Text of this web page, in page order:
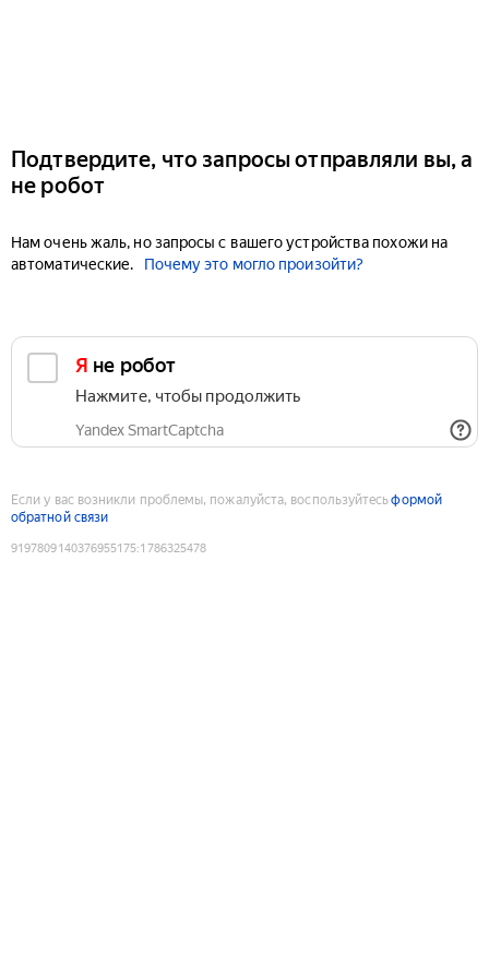
Подтвердите, что запросы отправляли вы, а
не робот
Нам очень жаль, но запросы с вашего устройства похожи на
автоматические.
Почему это могло произойти?
Я не робот
Нажмите, чтобы продолжить
Yandex SmartCaptcha
Если у вас возникли проблемы, пожалуйста, воспользуйтесьформой
обратной связи
9197809140376955175:1786325478